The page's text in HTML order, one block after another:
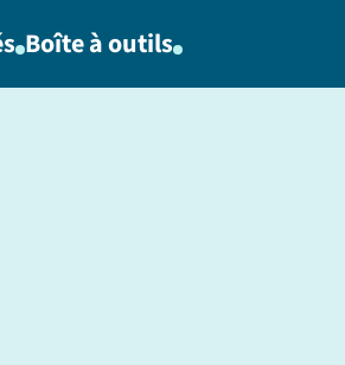
Boîte à outils